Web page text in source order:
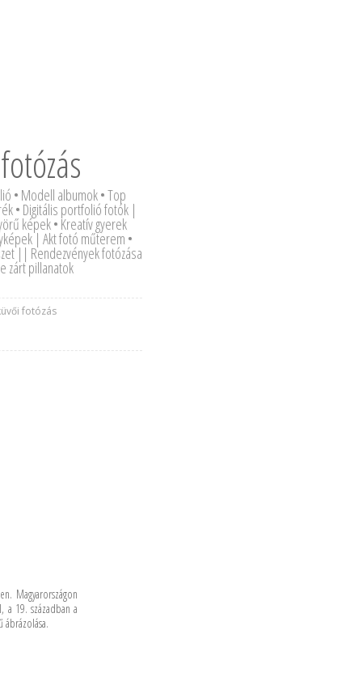
• Modell albumok • Top
• Digitális portfolió fotók |
képek • Kreatív gyerek
| Akt fotó műterem •
|| Rendezvények fotózása
zárt pillanatok
fotózás
Magyarországon
a 19. században a
ábrázolása.